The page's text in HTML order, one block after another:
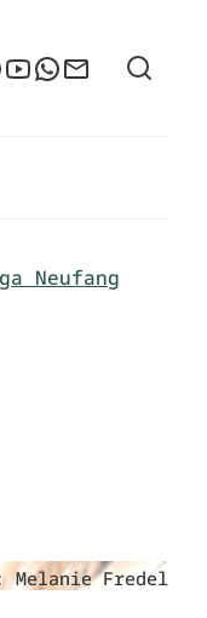
Suche
Facebook
YouTubeWhatsApp
Newsletter
Neufang
Melanie Fredel